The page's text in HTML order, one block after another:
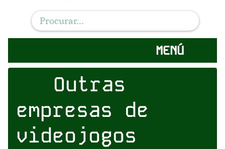
MENÚ
Outras
empresas de
videojogos